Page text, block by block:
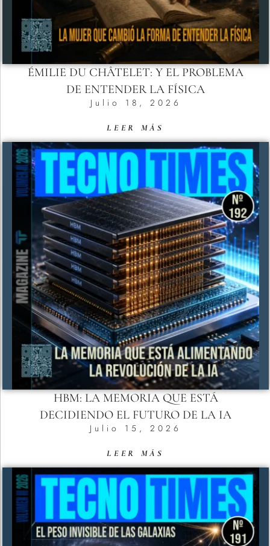
ÉMILIE DU CHÂTELET: Y EL PROBLEMA
DE ENTENDER LA FÍSICA
Julio 18, 2026
LEER MÁS
HBM: LA MEMORIA QUE ESTÁ
DECIDIENDO EL FUTURO DE LA IA
Julio 15, 2026
LEER MÁS